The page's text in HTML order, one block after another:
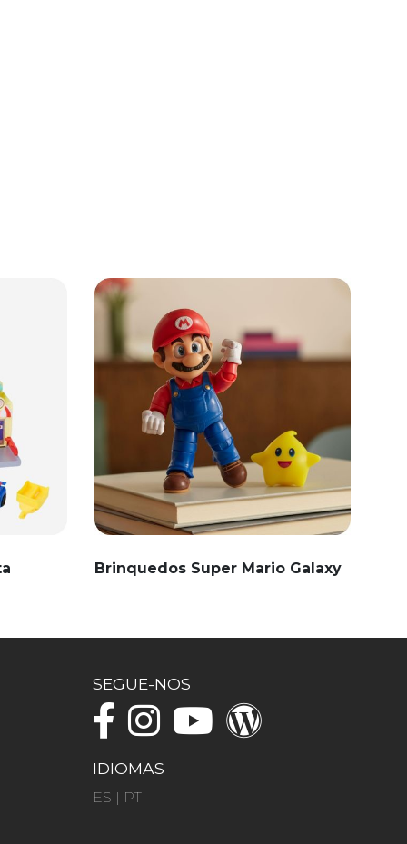
Brinquedos Super Mario Galaxy
SEGUE-NOS
IDIOMAS
ES | PT